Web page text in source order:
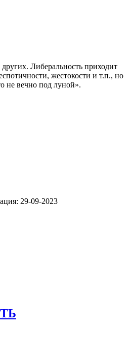
Либеральность приходит
жестокости и т.п., но
не вечно под луной».
29-09-2023